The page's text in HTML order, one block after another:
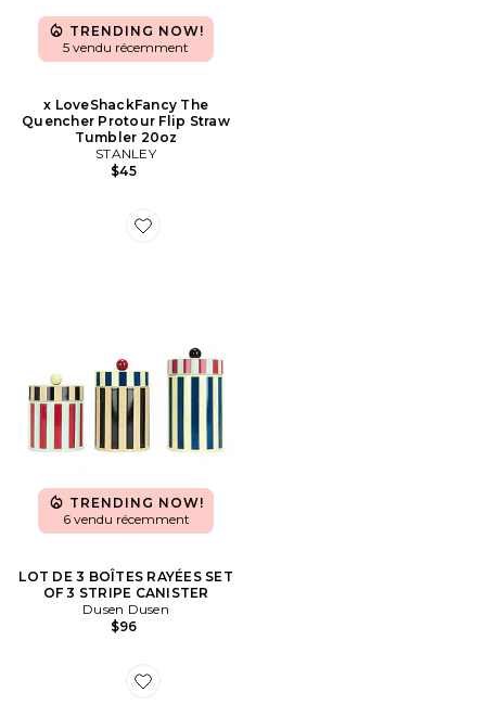
TRENDING NOW!
5 vendu récemment
x LoveShackFancy The
Quencher Protour Flip Straw
Tumbler 20oz
STANLEY
$45
Favorite LOT DE 3 BOÎTES RAYÉES SET OF 3 STRIPE
TRENDING NOW!
6 vendu récemment
LOT DE 3 BOÎTES RAYÉES SET
OF 3 STRIPE CANISTER
Dusen Dusen
$96
Favorite ENSEMBLE DE NEUF BOLS DE SERVICE